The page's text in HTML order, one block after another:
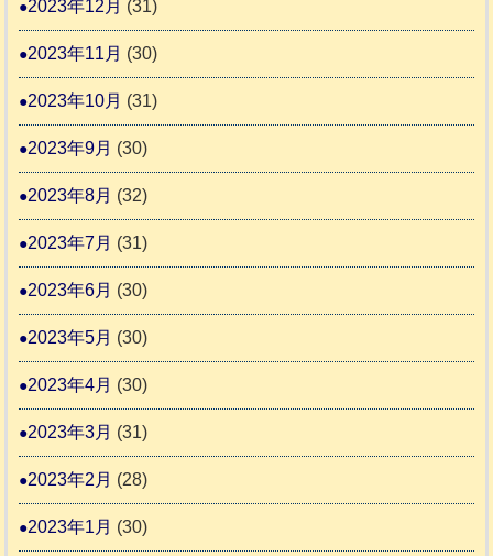
2023年12月 (31)
2023年11月 (30)
2023年10月 (31)
2023年9月 (30)
2023年8月 (32)
2023年7月 (31)
2023年6月 (30)
2023年5月 (30)
2023年4月 (30)
2023年3月 (31)
2023年2月 (28)
2023年1月 (30)